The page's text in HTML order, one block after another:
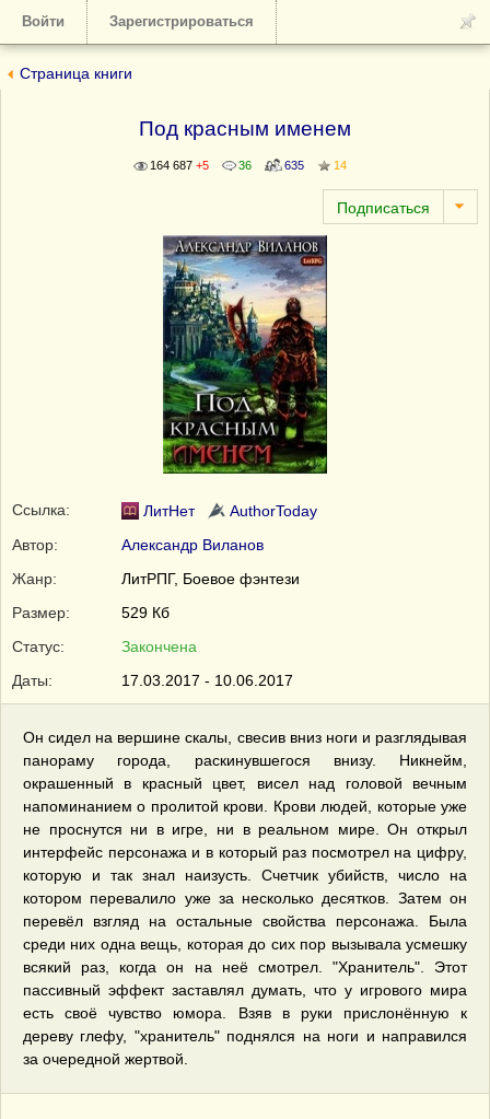
Войти Зарегистрироваться
Страница книги
Под красным именем
164 687 +5 36 635 14
Ссылка: ЛитНет
AuthorToday
Автор:
Александр Виланов
Жанр:
ЛитРПГ, Боевое фэнтези
Размер:
529 Кб
Статус:
Закончена
Даты:
17.03.2017 - 10.06.2017
Он сидел на вершине скалы, свесив вниз ноги и разглядывая
панораму города, раскинувшегося внизу. Никнейм,
окрашенный в красный цвет, висел над головой вечным
напоминанием о пролитой крови. Крови людей, которые уже
не проснутся ни в игре, ни в реальном мире. Он открыл
интерфейс персонажа и в который раз посмотрел на цифру,
которую и так знал наизусть. Счетчик убийств, число на
котором перевалило уже за несколько десятков. Затем он
перевёл взгляд на остальные свойства персонажа. Была
среди них одна вещь, которая до сих пор вызывала усмешку
всякий раз, когда он на неё смотрел. "Хранитель". Этот
пассивный эффект заставлял думать, что у игрового мира
есть своё чувство юмора. Взяв в руки прислонённую к
дереву глефу, "хранитель" поднялся на ноги и направился
за очередной жертвой.